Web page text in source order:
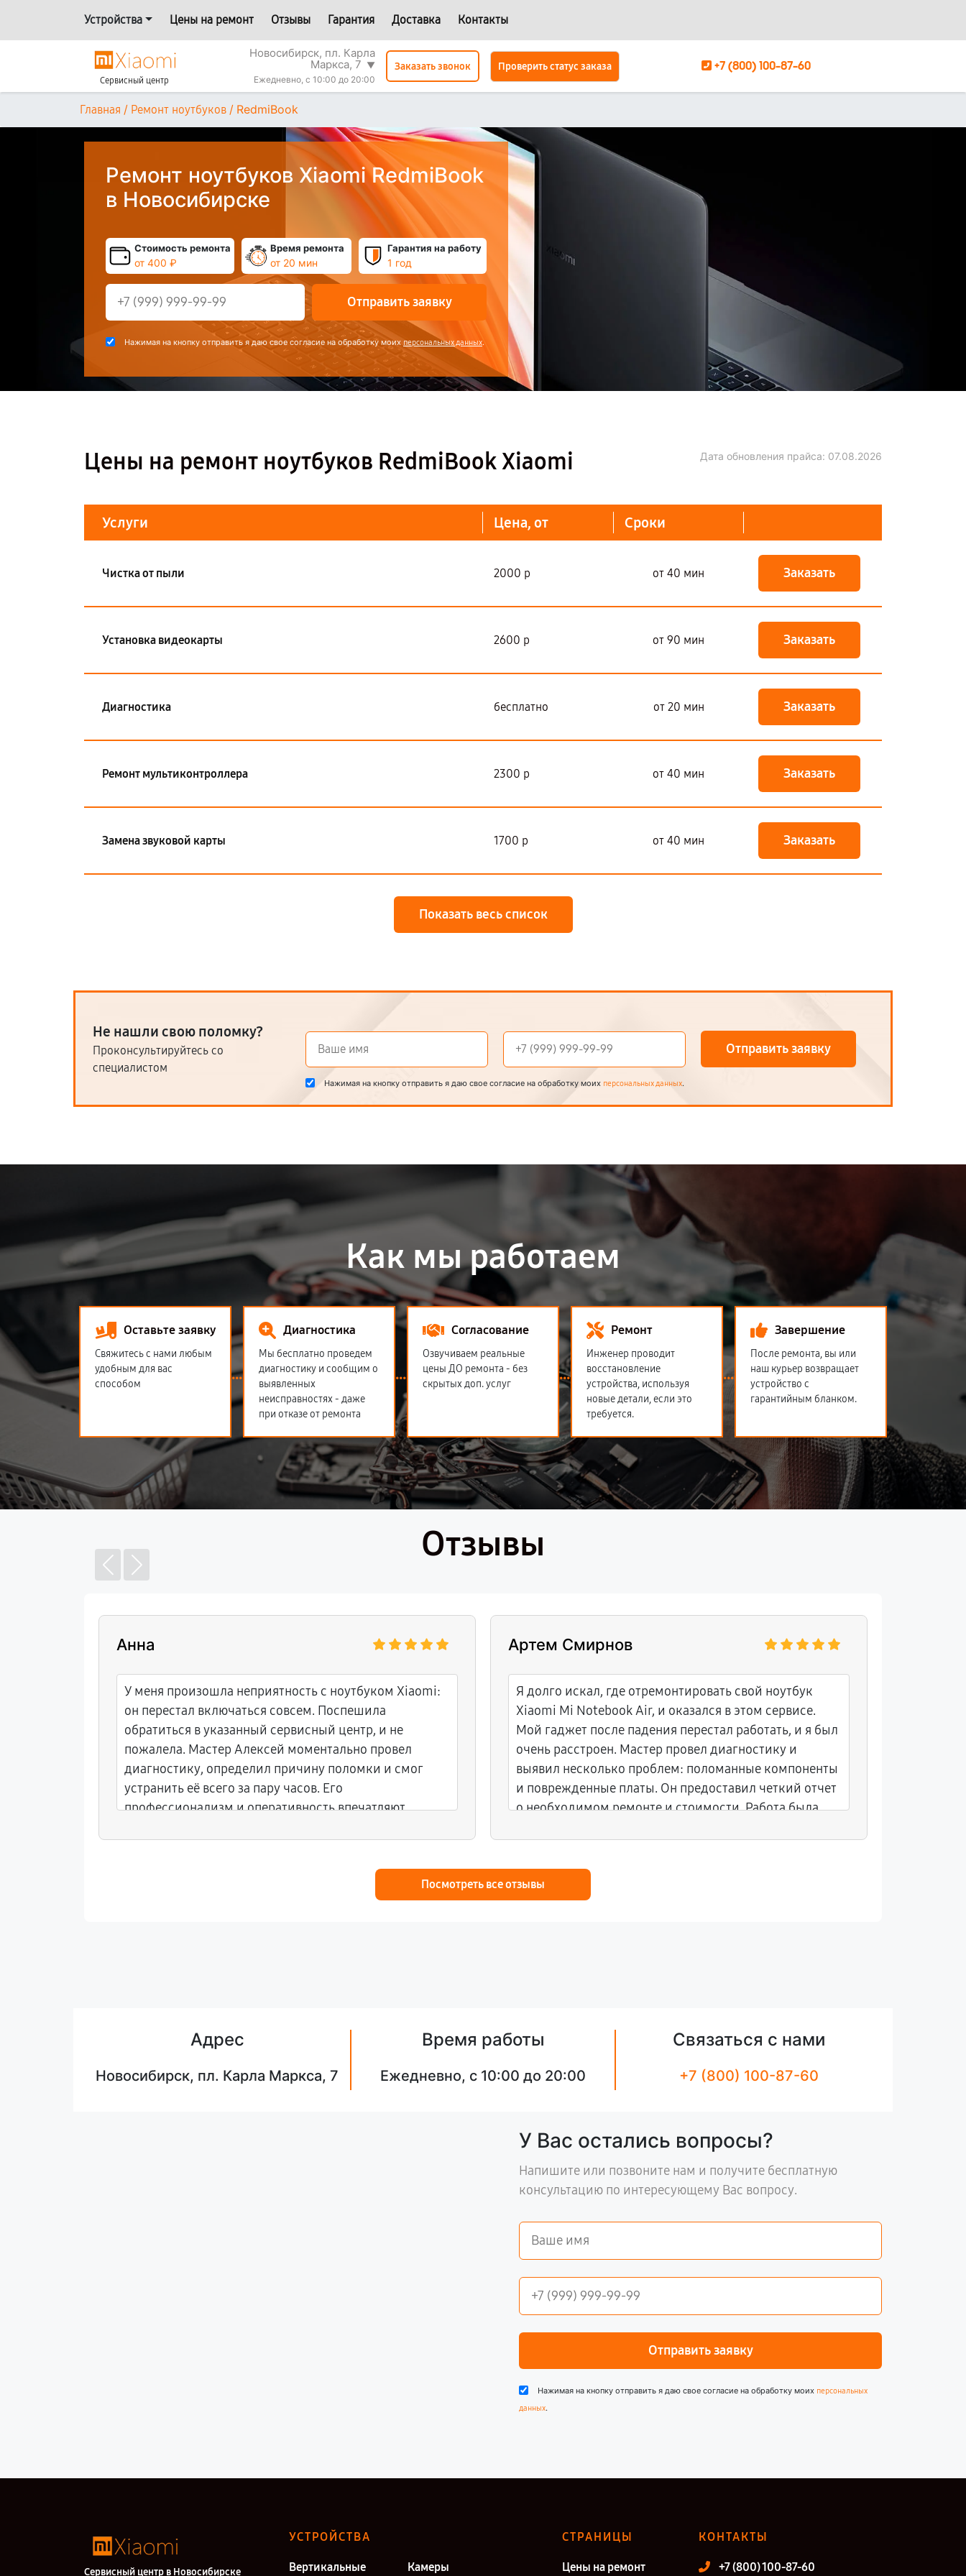
Устройства Цены на ремонт Отзывы Гарантия Доставка Контакты
Сервисный центр
Новосибирск, пл. Карла
Маркса, 7 ▼
Ежедневно, с 10:00 до 20:00
Заказать звонок Проверить статус заказа +7 (800) 100-87-60
Главная / Ремонт ноутбуков / RedmiBook
Ремонт ноутбуков Xiaomi RedmiBook
в Новосибирске
Стоимость ремонта
от 400 ₽
Время ремонта
от 20 мин
Гарантия на работу
1 год
Отправить заявку
Нажимая на кнопку отправить я даю свое согласие на обработку моих персональных данных.
Цены на ремонт ноутбуков RedmiBook Xiaomi Дата обновления прайса: 07.08.2026
Услуги Цена, от Сроки
Чистка от пыли 2000 р от 40 мин Заказать
Установка видеокарты 2600 р от 90 мин Заказать
Диагностика бесплатно от 20 мин Заказать
Ремонт мультиконтроллера 2300 р от 40 мин Заказать
Замена звуковой карты 1700 р от 40 мин Заказать
Показать весь список
Не нашли свою поломку?
Проконсультируйтесь со
специалистом
Отправить заявку
Нажимая на кнопку отправить я даю свое согласие на обработку моих персональных данных.
Как мы работаем
Оставьте заявку
Свяжитесь с нами любым
удобным для вас
способом
Диагностика
Мы бесплатно проведем
диагностику и сообщим о
выявленных
неисправностях - даже
при отказе от ремонта
Согласование
Озвучиваем реальные
цены ДО ремонта - без
скрытых доп. услуг
Ремонт
Инженер проводит
восстановление
устройства, используя
новые детали, если это
требуется.
Завершение
После ремонта, вы или
наш курьер возвращает
устройство с
гарантийным бланком.
Отзывы
Анна
У меня произошла неприятность с ноутбуком Xiaomi:
он перестал включаться совсем. Поспешила
обратиться в указанный сервисный центр, и не
пожалела. Мастер Алексей моментально провел
диагностику, определил причину поломки и смог
устранить её всего за пару часов. Его
профессионализм и оперативность впечатляют.
Артем Смирнов
Я долго искал, где отремонтировать свой ноутбук
Xiaomi Mi Notebook Air, и оказался в этом сервисе.
Мой гаджет после падения перестал работать, и я был
очень расстроен. Мастер провел диагностику и
выявил несколько проблем: поломанные компоненты
и поврежденные платы. Он предоставил четкий отчет
о необходимом ремонте и стоимости. Работа была
Посмотреть все отзывы
Адрес
Новосибирск, пл. Карла Маркса, 7
Время работы
Ежедневно, с 10:00 до 20:00
Связаться с нами
+7 (800) 100-87-60
У Вас остались вопросы?
Напишите или позвоните нам и получите бесплатную
консультацию по интересующему Вас вопросу.
Отправить заявку
Нажимая на кнопку отправить я даю свое согласие на обработку моих персональных
данных.
Сервисный центр в Новосибирске
УСТРОЙСТВА
Вертикальные Камеры
СТРАНИЦЫ
Цены на ремонт
КОНТАКТЫ
+7 (800) 100-87-60